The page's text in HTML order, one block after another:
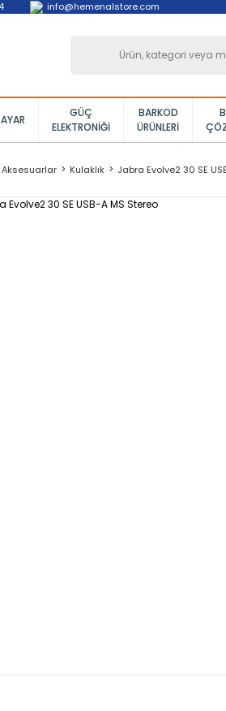
info@hemenalstore.com
GÜÇ
ELEKTRONIĞI
BARKOD
ÜRÜNLERI
Aksesuarlar Kulaklık Jabra Evolve2 30 SE